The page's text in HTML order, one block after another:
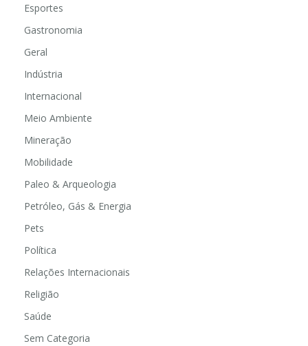
Esportes
Gastronomia
Geral
Indústria
Internacional
Meio Ambiente
Mineração
Mobilidade
Paleo & Arqueologia
Petróleo, Gás & Energia
Pets
Política
Relações Internacionais
Religião
Saúde
Sem Categoria